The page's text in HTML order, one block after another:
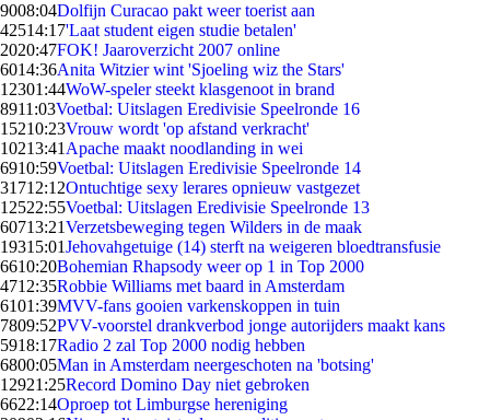
9008:04Dolfijn Curacao pakt weer toerist aan
42514:17'Laat student eigen studie betalen'
2020:47FOK! Jaaroverzicht 2007 online
6014:36Anita Witzier wint 'Sjoeling wiz the Stars'
12301:44WoW-speler steekt klasgenoot in brand
8911:03Voetbal: Uitslagen Eredivisie Speelronde 16
15210:23Vrouw wordt 'op afstand verkracht'
10213:41 Apache maakt noodlanding in wei
6910:59Voetbal: Uitslagen Eredivisie Speelronde 14
31712:12Ontuchtige sexy lerares opnieuw vastgezet
12522:55Voetbal: Uitslagen Eredivisie Speelronde 13
60713:21Verzetsbeweging tegen Wilders in de maak
19315:01Jehovahgetuige (14) sterft na weigeren bloedtransfusie
6610:20Bohemian Rhapsody weer op 1 in Top 2000
4712:35Robbie Williams met baard in Amsterdam
6101:39MVV-fans gooien varkenskoppen in tuin
7809:52PVV-voorstel drankverbod jonge autorijders maakt kans
5918:17Radio 2 zal Top 2000 nodig hebben
6800:05Man in Amsterdam neergeschoten na 'botsing'
12921:25Record Domino Day niet gebroken
6622:14Oproep tot Limburgse hereniging